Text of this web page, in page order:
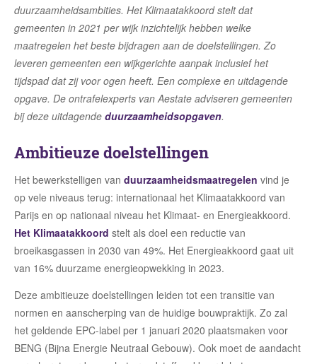
duurzaamheidsambities. Het Klimaatakkoord stelt dat
gemeenten in 2021 per wijk inzichtelijk hebben welke
maatregelen het beste bijdragen aan de doelstellingen. Zo
leveren gemeenten een wijkgerichte aanpak inclusief het
tijdspad dat zij voor ogen heeft. Een complexe en uitdagende
opgave. De ontrafelexperts van Aestate adviseren gemeenten
bij deze uitdagende duurzaamheidsopgaven.
Ambitieuze doelstellingen
Het bewerkstelligen van duurzaamheidsmaatregelen vind je
op vele niveaus terug: internationaal het Klimaatakkoord van
Parijs en op nationaal niveau het Klimaat- en Energieakkoord.
Het Klimaatakkoord stelt als doel een reductie van
broeikasgassen in 2030 van 49%. Het Energieakkoord gaat uit
van 16% duurzame energieopwekking in 2023.
Deze ambitieuze doelstellingen leiden tot een transitie van
normen en aanscherping van de huidige bouwpraktijk. Zo zal
het geldende EPC-label per 1 januari 2020 plaatsmaken voor
BENG (Bijna Energie Neutraal Gebouw). Ook moet de aandacht